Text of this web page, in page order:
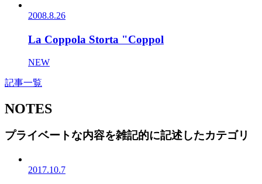
2008.8.26
La Coppola Storta "Coppol
NEW
記事一覧
NOTES
プライベートな内容を雑記的に記述したカテゴリ
2017.10.7